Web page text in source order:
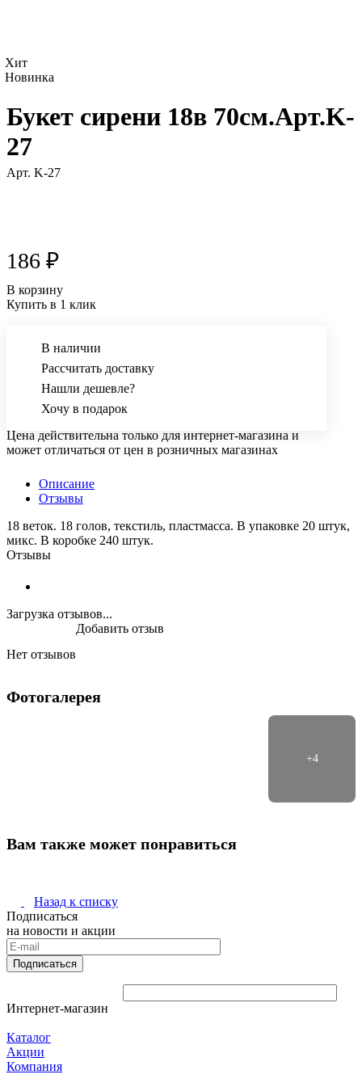
Хит
Новинка
Букет сирени 18в 70см.Арт.K-
27
Арт. K-27
186 ₽
В корзину
Купить в 1 клик
В наличии
Рассчитать доставку
Нашли дешевле?
Хочу в подарок
Цена действительна только для интернет-магазина и
может отличаться от цен в розничных магазинах
Описание
Отзывы
18 веток. 18 голов, текстиль, пластмасса. В упаковке 20 штук,
микс. В коробке 240 штук.
Отзывы
Загрузка отзывов...
Нет отзывов
Добавить отзыв
Фотогалерея
Вам также может понравиться
Назад к списку
Подписаться
на новости и акции
Подписаться
Интернет-магазин
Каталог
Акции
Компания